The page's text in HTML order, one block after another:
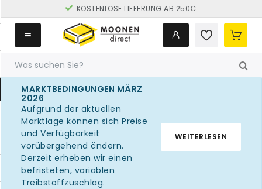
MARKTBEDINGUNGEN MÄRZ
2026
Aufgrund der aktuellen
Marktlage können sich Preise
und Verfügbarkeit
vorübergehend ändern.
Derzeit erheben wir einen
befristeten, variablen
Treibstoffzuschlag.
WEITERLESEN